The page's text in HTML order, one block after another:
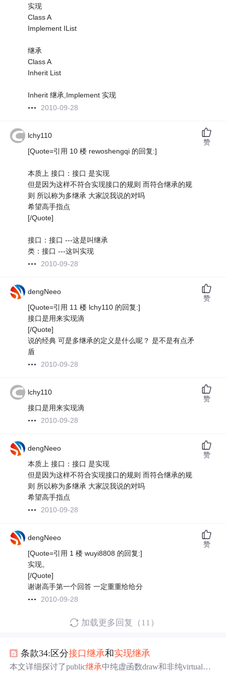
实现
Class A
Implement IList
继承
Class A
Inherit List
Inherit 继承,Implement 实现
2010-09-28
lchy110
[Quote=引用 10 楼 rewoshengqi 的回复:]
本质上 接口：接口 是实现
但是因为这样不符合实现接口的规则 而符合继承的规
则 所以称为多继承 大家説我说的对吗
希望高手指点
[/Quote]
接口：接口 ---这是叫继承
类：接口 ---这叫实现
2010-09-28
赞
dengNeeo
[Quote=引用 11 楼 lchy110 的回复:]
接口是用来实现滴
[/Quote]
说的经典 可是多继承的定义是什么呢？ 是不是有点矛
盾
2010-09-28
赞
lchy110
接口是用来实现滴
2010-09-28
赞
dengNeeo
本质上 接口：接口 是实现
但是因为这样不符合实现接口的规则 而符合继承的规
则 所以称为多继承 大家説我说的对吗
希望高手指点
2010-09-28
赞
dengNeeo
[Quote=引用 1 楼 wuyi8808 的回复:]
实现。
[/Quote]
谢谢高手第一个回答 一定重重给给分
2010-09-28
赞
加载更多回复（11）
条款34:区分接口继承和实现继承
本文详细探讨了public继承中纯虚函数draw和非纯virtual函